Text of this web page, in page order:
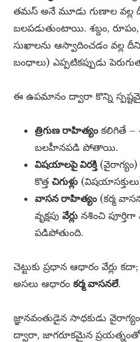
తమస్ అనే మూడు గుణాల వల్ల
బలపడుతుంటాయి. శబ్దం,
సుఖాలను ఆస్వాదించడం వల్ల దీని
బంధాలు) ఎప్పటికప్పుడు
ఈ ఉపమానం ద్వారా కొన్ని
త్రిగుణ రాహిత్యంకలిగితే –
బలహీనపడి పోతాయి.
విషయాలపై విరక్తి(వైరాగ్యం)
కొత్తచిగుళ్లు
వాసన రాహిత్యం(కర్మ
వృక్షపువేర్లు నశించి పూర్తిగా
పడిపోతుంది.
చెట్టుకు ప్రధాన ఆధారం వేర్లు
అసలు ఆధారంకర్మ వాసనలే.
జ్ఞానవంతుడైన సాధకుడు
ద్వారా, జాగరూకమైన